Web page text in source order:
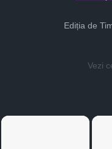
Ediția de
Vezi